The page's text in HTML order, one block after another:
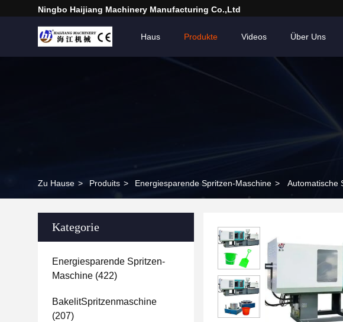
Ningbo Haijiang Machinery Manufacturing Co.,Ltd
Haus Produkte Videos Über Uns
Zu Hause > Produits > Energiesparende Spritzen-Maschine > Automatische
Kategorie
Energiesparende Spritzen-
Maschine (422)
BakelitSpritzenmaschine
(207)